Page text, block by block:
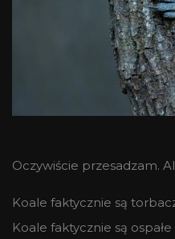
Oczywiście przesadzam.
Koale faktycznie są
Koale faktycznie są